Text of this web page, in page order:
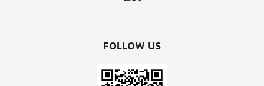
FOLLOW US